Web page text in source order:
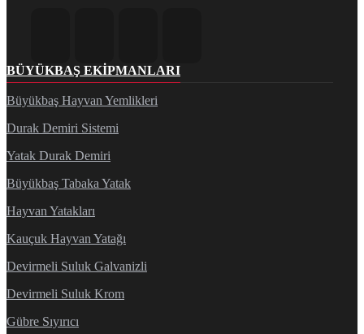
BÜYÜKBAŞ EKIPMANLARI
Büyükbaş Hayvan Yemlikleri
Durak Demiri Sistemi
Yatak Durak Demiri
Büyükbaş Tabaka Yatak
Hayvan Yatakları
Kauçuk Hayvan Yatağı
Devirmeli Suluk Galvanizli
Devirmeli Suluk Krom
Gübre Sıyırıcı